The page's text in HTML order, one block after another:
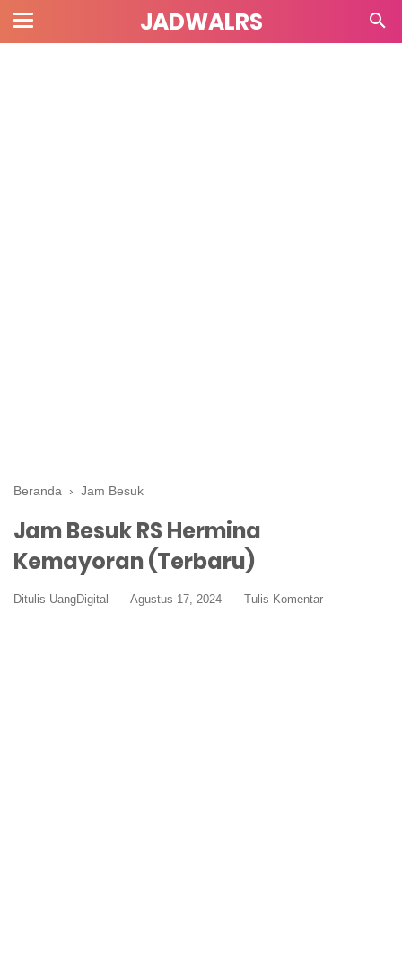
JADWALRS
Beranda › Jam Besuk
Jam Besuk RS Hermina
Kemayoran (Terbaru)
Ditulis UangDigital Agustus 17, 2024 Tulis Komentar